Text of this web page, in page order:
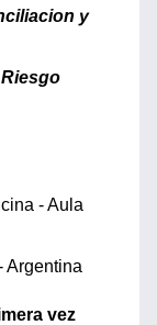
y
- Aula
Argentina
vez